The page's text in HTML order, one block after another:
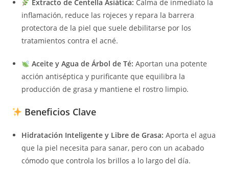
Extracto de Centella Asiática: Calma de inmediato la
inflamación, reduce las rojeces y repara la barrera
protectora de la piel que suele debilitarse por los
tratamientos contra el acné.
Aceite y Agua de Árbol de Té: Aportan una potente
acción antiséptica y purificante que equilibra la
producción de grasa y mantiene el rostro limpio.
Beneficios Clave
Hidratación Inteligente y Libre de Grasa: Aporta el agua
que la piel necesita para sanar, pero con un acabado
cómodo que controla los brillos a lo largo del día.